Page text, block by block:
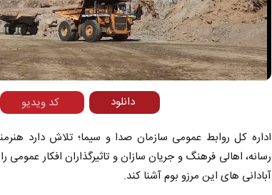
Play
Video
کد ویدیو
دانلود
اداره کل روابط عمومی سازمان صدا و سیما؛ تلاش دارد
رسانه، اهالی فرهنگ و جریان سازان و تاثیرگذاران افکار عمومی
آبادانی های این مرزو بوم آشنا کند.